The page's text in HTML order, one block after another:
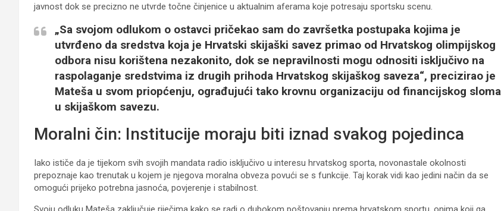
javnost dok se precizno ne utvrde točne činjenice u aktualnim aferama koje potresaju sportsku scenu.
„Sa svojom odlukom o ostavci pričekao sam do završetka postupaka kojima je
utvrđeno da sredstva koja je Hrvatski skijaški savez primao od Hrvatskog olimpijskog
odbora nisu korištena nezakonito, dok se nepravilnosti mogu odnositi isključivo na
raspolaganje sredstvima iz drugih prihoda Hrvatskog skijaškog saveza“, precizirao je
Mateša u svom priopćenju, ograđujući tako krovnu organizaciju od financijskog sloma
u skijaškom savezu.
Moralni čin: Institucije moraju biti iznad svakog pojedinca
Iako ističe da je tijekom svih svojih mandata radio isključivo u interesu hrvatskog sporta, novonastale okolnosti
prepoznaje kao trenutak u kojem je njegova moralna obveza povući se s funkcije. Taj korak vidi kao jedini način da se
omogući prijeko potrebna jasnoća, povjerenje i stabilnost.